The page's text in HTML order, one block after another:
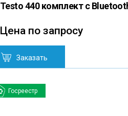
Testo 440 комплект с
Цена по запросу
Заказать
Госреестр